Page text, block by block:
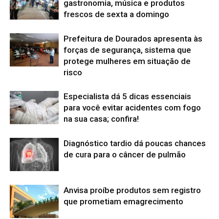
gastronomia, música e produtos
frescos de sexta a domingo
Prefeitura de Dourados apresenta às
forças de segurança, sistema que
protege mulheres em situação de
risco
Especialista dá 5 dicas essenciais
para você evitar acidentes com fogo
na sua casa; confira!
Diagnóstico tardio dá poucas chances
de cura para o câncer de pulmão
Anvisa proíbe produtos sem registro
que prometiam emagrecimento